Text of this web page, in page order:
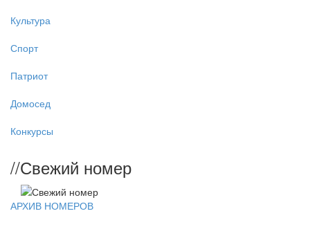
Культура
Спорт
Патриот
Домосед
Конкурсы
//Свежий номер
АРХИВ НОМЕРОВ